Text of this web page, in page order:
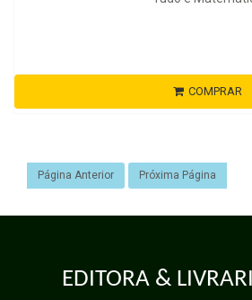
COMPRAR
Página Anterior Próxima Página
EDITORA &